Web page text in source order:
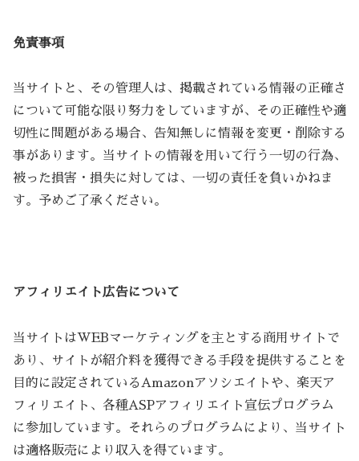
免責事項
当サイトと、その管理人は、掲載されている情報の正確さ
について可能な限り努力をしていますが、その正確性や適
切性に問題がある場合、告知無しに情報を変更・削除する
事があります。当サイトの情報を用いて行う一切の行為、
被った損害・損失に対しては、一切の責任を負いかねま
す。予めご了承ください。
アフィリエイト広告について
当サイトはWEBマーケティングを主とする商用サイトで
あり、サイトが紹介料を獲得できる手段を提供することを
目的に設定されているAmazonアソシエイトや、楽天ア
フィリエイト、各種ASPアフィリエイト宣伝プログラム
に参加しています。それらのプログラムにより、当サイト
は適格販売により収入を得ています。